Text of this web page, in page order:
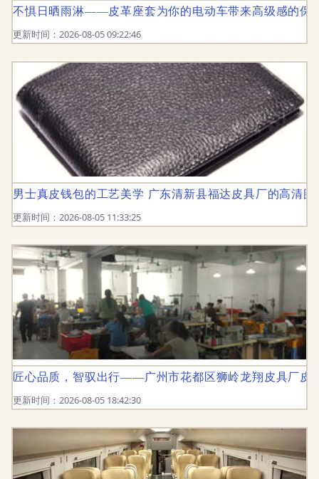
不惧日晒雨淋——皮革座套为你的电动车带来高级感的保
更新时间：2026-08-05 09:22:46
男士真皮钱包的工艺美学 广东清新县福达皮具厂的高清图
更新时间：2026-08-05 11:33:25
匠心品质，智驭出行——广州市花都区狮岭龙翔皮具厂皮
更新时间：2026-08-05 18:42:30